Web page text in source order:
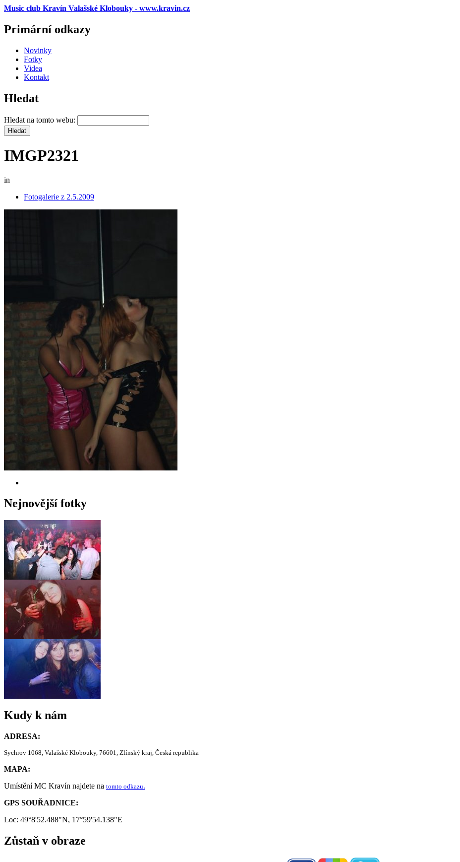
Music club Kravín Valašské Klobouky - www.kravin.cz
Primární odkazy
Novinky
Fotky
Videa
Kontakt
Hledat
Hledat na tomto webu:
IMGP2321
in
Fotogalerie z 2.5.2009
Nejnovější fotky
Kudy k nám
ADRESA:
Sychrov 1068, Valašské Klobouky, 76601, Zlínský kraj, Česká republika
MAPA:
Umístění MC Kravín najdete na tomto odkazu.
GPS SOUŘADNICE:
Loc: 49°8'52.488"N, 17°59'54.138"E
Zůstaň v obraze